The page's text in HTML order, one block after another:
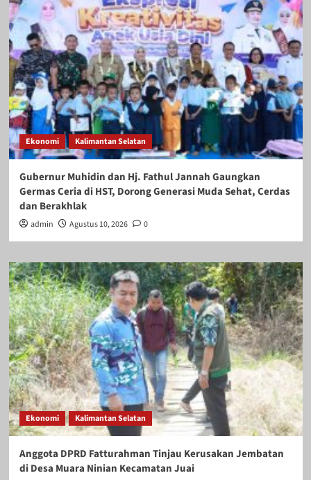
Ekonomi Kalimantan Selatan
Gubernur Muhidin dan Hj. Fathul Jannah Gaungkan
Germas Ceria di HST, Dorong Generasi Muda Sehat, Cerdas
dan Berakhlak
admin Agustus 10, 2026 0
Ekonomi Kalimantan Selatan
Anggota DPRD Fatturahman Tinjau Kerusakan Jembatan
di Desa Muara Ninian Kecamatan Juai